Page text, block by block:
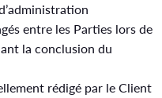
entre les Parties lors de
la conclusion du
rédigé par le Client